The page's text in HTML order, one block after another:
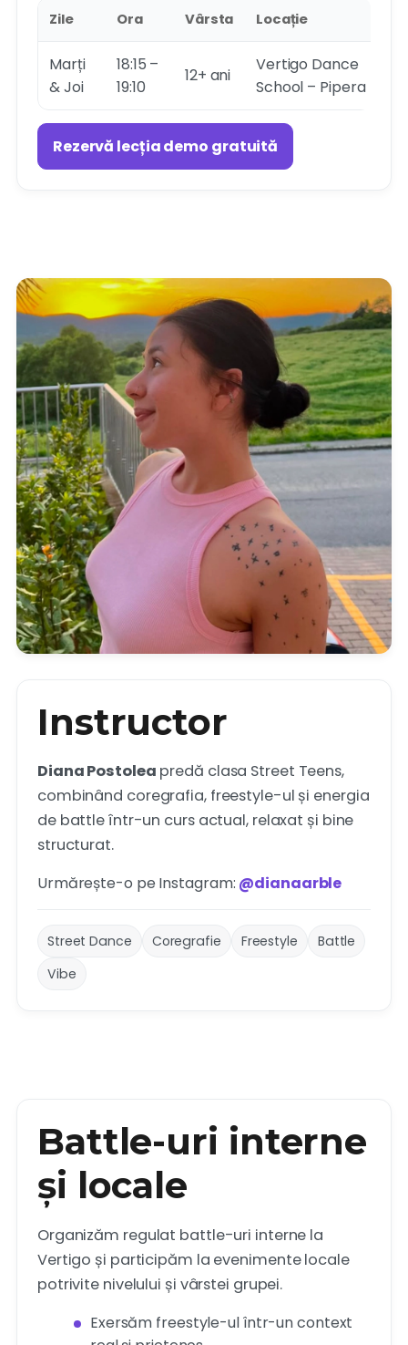
Zile Ora Vârsta Locație
Marți
& Joi
18:15 –
19:10
12+ ani
Vertigo Dance
School – Pipera
Rezervă lecția demo gratuită
Instructor
Diana Postolea predă clasa Street Teens,
combinând coregrafia, freestyle-ul și energia
de battle într-un curs actual, relaxat și bine
structurat.
Urmărește-o pe Instagram: @dianaarble
Street Dance Coregrafie Freestyle
Battle
Vibe
Battle-uri interne
și locale
Organizăm regulat battle-uri interne la
Vertigo și participăm la evenimente locale
potrivite nivelului și vârstei grupei.
Exersăm freestyle-ul într-un context